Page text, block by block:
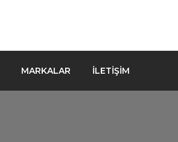
MARKALAR İLETİŞİM